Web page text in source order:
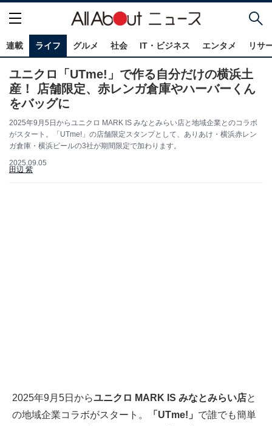
連載 ライフ グルメ 社会 IT・ビジネス エンタメ リサ
ユニクロ「UTme!」で作る自分だけの横浜土
産！ 店舗限定、赤レンガ倉庫やハーバーくん
をバッグに
2025年9月5日からユニクロ MARK IS みなとみらい店と地域企業とのコラボ
がスタート。「UTme!」の店舗限定スタンプとして、ありあけ・横浜赤レン
ガ倉庫・横浜ビールの3社が期間限定で加わります。
2025.09.05
田辺 紫
2025年9月5日からユニクロ MARK IS みなとみらい店と
の地域企業コラボがスタート。
「UTme!」 で誰でも簡単